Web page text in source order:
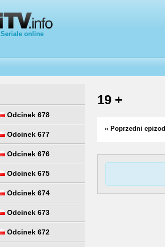
Seriale online
Odcinek 678
Odcinek 677
Odcinek 676
Odcinek 675
Odcinek 674
Odcinek 673
Odcinek 672
19 +
« Poprzedni epizod